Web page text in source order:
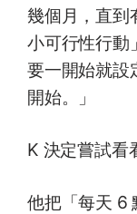
幾個月，直到
小可行性行動
要一開始就設
開始。」
K 決定嘗試看
他把「每天 6